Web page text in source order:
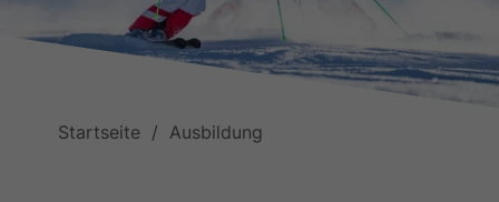
Startseite Ausbildung